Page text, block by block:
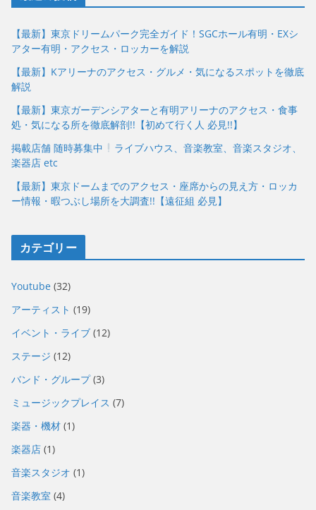
【最新】東京ドリームパーク完全ガイド！SGCホール有明・EXシ
アター有明・アクセス・ロッカーを解説
【最新】Kアリーナのアクセス・グルメ・気になるスポットを徹底
解説
【最新】東京ガーデンシアターと有明アリーナのアクセス・食事
処・気になる所を徹底解剖!!【初めて行く人 必見!!】
掲載店舗 随時募集中
ライブハウス、音楽教室、音楽スタジオ、
楽器店 etc
【最新】東京ドームまでのアクセス・座席からの見え方・ロッカ
ー情報・暇つぶし場所を大調査!!【遠征組 必見】
カテゴリー
Youtube (32)
アーティスト (19)
イベント・ライブ (12)
ステージ (12)
バンド・グループ(3)
ミュージックプレイス (7)
楽器・機材 (1)
楽器店 (1)
音楽スタジオ (1)
音楽教室 (4)